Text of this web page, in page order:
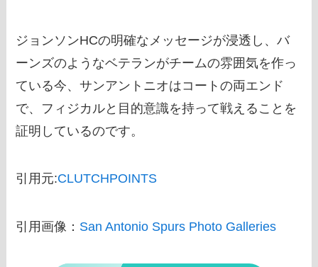
ジョンソンHCの明確なメッセージが浸透し、バ
ーンズのようなベテランがチームの雰囲気を作っ
ている今、サンアントニオはコートの両エンド
で、フィジカルと目的意識を持って戦えることを
証明しているのです。
引用元:CLUTCHPOINTS
引用画像： San Antonio Spurs Photo Galleries